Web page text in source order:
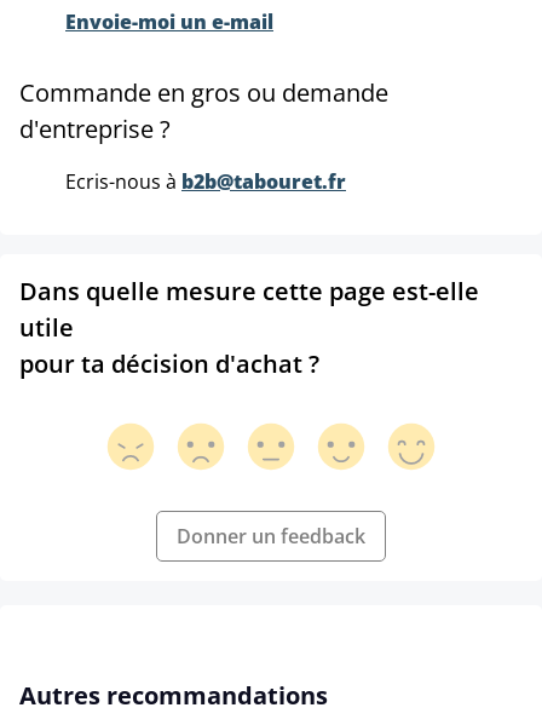
Envoie-moi un e-mail
Commande en gros ou demande
d'entreprise ?
Ecris-nous à b2b@tabouret.fr
Dans quelle mesure cette page est-elle
utile
pour ta décision d'achat ?
Donner un feedback
Ignorer la galerie de produits
Autres recommandations